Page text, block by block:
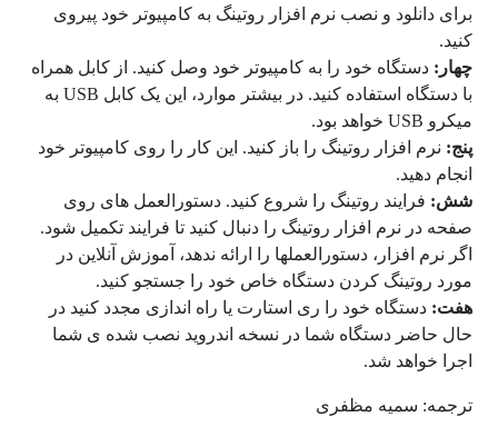
برای دانلود و نصب نرم افزار روتینگ به کامپیوتر خود پیروی
کنید.
چهار: دستگاه خود را به کامپیوتر خود وصل کنید. از کابل همراه
با دستگاه استفاده کنید. در بیشتر موارد، این یک کابل USB به
میکرو USB خواهد بود.
پنج:نرم افزار روتینگ را باز کنید. این کار را روی کامپیوتر خود
انجام دهید.
شش:فرایند روتینگ را شروع کنید. دستورالعمل های روی
صفحه در نرم افزار روتینگ را دنبال کنید تا فرایند تکمیل شود.
اگر نرم افزار، دستورالعملها را ارائه ندهد، آموزش آنلاین در
مورد روتینگ کردن دستگاه خاص خود را جستجو کنید.
هفت:دستگاه خود را ری استارت یا راه اندازی مجدد کنید در
حال حاضر دستگاه شما در نسخه اندروید نصب شده ی شما
اجرا خواهد شد.
ترجمه: سمیه مظفری